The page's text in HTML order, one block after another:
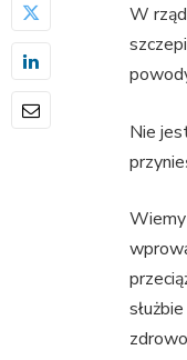
W
Nie
Wiemy